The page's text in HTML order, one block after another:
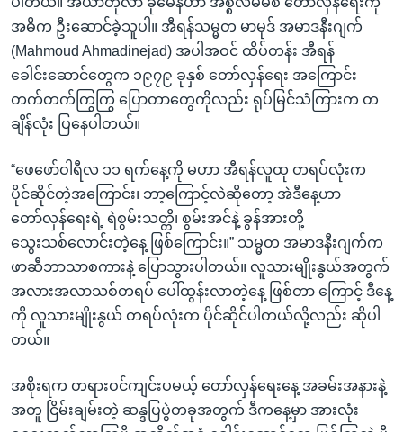
အဓိက ဦးဆောင်ခဲ့သူပါ။ အီရန်သမ္မတ မာမုဒ် အမာဒနီးဂျက်
(Mahmoud Ahmadinejad) အပါအဝင် ထိပ်တန်း အီရန်
ခေါင်းဆောင်တွေက ၁၉၇၉ ခုနှစ် တော်လှန်ရေး အကြောင်း
တက်တက်ကြွကြွ ပြောတာတွေကိုလည်း ရုပ်မြင်သံကြားက တ
ချိန်လုံး ပြနေပါတယ်။
“ဖေဖော်ဝါရီလ ၁၁ ရက်နေ့ကို မဟာ အီရန်လူထု တရပ်လုံးက
ပိုင်ဆိုင်တဲ့အကြောင်း၊ ဘာ့ကြောင့်လဲဆိုတော့ အဲဒီနေ့ဟာ
တော်လှန်ရေးရဲ့ ရဲစွမ်းသတ္တိ၊ စွမ်းအင်နဲ့ ခွန်အားတို့
သွေးသစ်လောင်းတဲ့နေ့ ဖြစ်ကြောင်း။” သမ္မတ အမာဒနီးဂျက်က
ဖာဆီဘာသာစကားနဲ့ ပြောသွားပါတယ်။ လူသားမျိုးနွယ်အတွက်
အလားအလာသစ်တရပ် ပေါ်ထွန်းလာတဲ့နေ့ ဖြစ်တာ ကြောင့် ဒီနေ့
ကို လူသားမျိုးနွယ် တရပ်လုံးက ပိုင်ဆိုင်ပါတယ်လို့လည်း ဆိုပါ
တယ်။
အစိုးရက တရားဝင်ကျင်းပမယ့် တော်လှန်ရေးနေ့ အခမ်းအနားနဲ့
အတူ ငြိမ်းချမ်းတဲ့ ဆန္ဒပြပွဲတခုအတွက် ဒီကနေ့မှာ အားလုံး